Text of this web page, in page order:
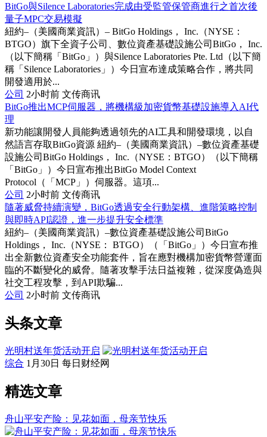
BitGo與Silence Laboratories完成由受監管保管商進行之首次後
量子MPC交易模擬
紐約–（美國商業資訊）– BitGo Holdings， Inc.（NYSE：
BTGO）旗下全資子公司、數位資產基礎設施公司BitGo， Inc.
（以下簡稱「BitGo」）與Silence Laboratories Pte. Ltd（以下簡
稱「Silence Laboratories」）今日宣布達成策略合作，將共同
開發適用於...
公司 2小时前 文传商讯
BitGo推出MCP伺服器，將機構級加密貨幣基礎設施導入AI代
理
新功能讓開發人員能夠透過領先的AI工具和開發環境，以自
然語言存取BitGo資源 紐約–（美國商業資訊）–數位資產基礎
設施公司BitGo Holdings， Inc.（NYSE：BTGO）（以下簡稱
「BitGo」）今日宣布推出BitGo Model Context
Protocol（「MCP」）伺服器。這項...
公司 2小时前 文传商讯
隨著威脅持續演變，BitGo透過安全行動架構、進階策略控制
與即時API認證，進一步提升安全標準
紐約–（美國商業資訊）–數位資產基礎設施公司BitGo
Holdings， Inc.（NYSE： BTGO）（「BitGo」）今日宣布推
出全新數位資產安全功能套件，旨在應對機構加密貨幣營運面
臨的不斷變化的威脅。隨著攻擊手法日益複雜，從深度偽造與
社交工程攻擊，到API欺騙...
公司 2小时前 文传商讯
头条文章
光明村送年货活动开启
综合 1月30日 每日财经网
精选文章
舟山平安产险：见花如面，母亲节快乐